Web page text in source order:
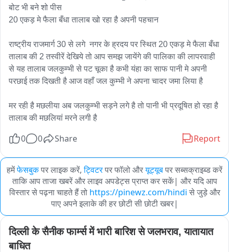
बोट भी बने शो पीस
20 एकड़ मे फैला बँधा तालाब खो रहा है अपनी पहचान
राष्ट्रीय राजमार्ग 30 से लगे  नगर के ह्रदय पर स्थित 20 एकड़ मे फैला बँधा
तालाब की 2 तस्वीरें देखिये तो आप समझ जायेंगे की पालिका की लापरवाही
से यह तालाब जलकुम्भी से पट चूका है कभी यंहा का साफ पानी मे अपनी
परछाई तक दिखती है आज वहाँ जल कुम्भी ने अपना चादर जमा लिया है
मर रही है मछलीया अब जलकुम्भी सड़ने लगे है तो पानी भी प्रदूषित हो रहा है
तालाब की मछलियां मरने लगी है
0 0 Share Report
हमेंफेसबुकपर लाइक करें, ट्विटरपर फॉलो औरयूट्यूबपर सब्सक्राइब्ड करें
ताकि आप ताजा खबरें और लाइव अपडेट्स प्राप्त कर सकें| और यदि आप
विस्तार से पढ़ना चाहते हैं तो https://pinewz.com/hindi से जुड़े और
पाए अपने इलाके की हर छोटी सी छोटी खबर|
दिल्ली के सैनीक फार्म्स में भारी बारिश से जलभराव, यातायात
बाधित